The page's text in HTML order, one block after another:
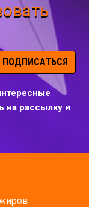
ПОДПИСАТЬСЯ
на рассылку и